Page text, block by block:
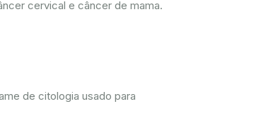
cervical e câncer de mama.
de citologia usado para